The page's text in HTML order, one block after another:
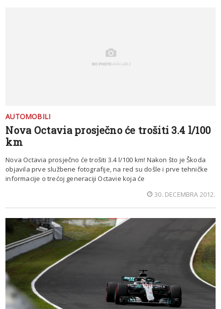
AUTOMOBILI
Nova Octavia prosječno će trošiti 3.4 l/100
km
Nova Octavia prosječno će trošiti 3.4 l/100 km! Nakon što je Škoda
objavila prve službene fotografije, na red su došle i prve tehničke
informacije o trećoj generaciji Octavie koja će
30. DECEMBRA 2012.